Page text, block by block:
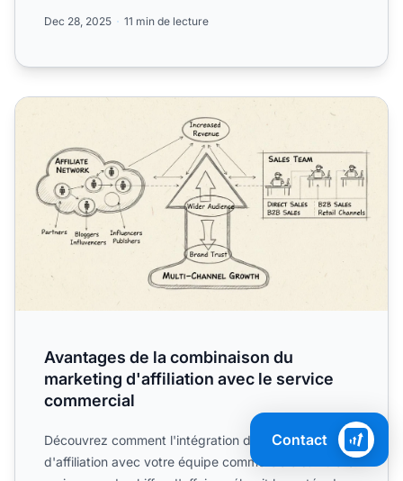
Dec 28, 2025 11 min de lecture
Avantages de la combinaison du marketing d'affiliation
Avantages de la combinaison du
marketing d'affiliation avec le service
commercial
Découvrez comment l'intégration du marketing
d'affiliation avec votre équipe commerciale stimule la
Contact